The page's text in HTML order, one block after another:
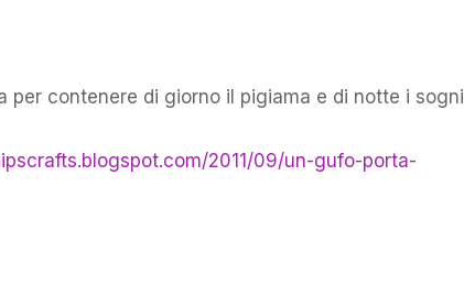
per contenere di giorno il pigiama e di notte i
2011/09/un-gufo-porta-